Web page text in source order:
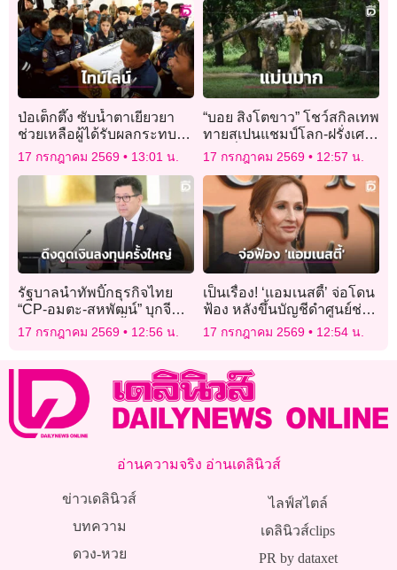
ป่อเต็กตึ๊ง ซับน้ำตาเยียวยา
ช่วยเหลือผู้ได้รับผลกระทบ
จากโศกนาฏกรรมไฟไหม้
โรงเบียร์
17 กรกฎาคม 2569 13:01 น.
“บอย สิงโตขาว” โชว์สกิลเทพ
ทายสเปนแชมป์โลก-ฝรั่งเศส
คว้าที่ 3
17 กรกฎาคม 2569 12:57 น.
รัฐบาลนำทัพบิ๊กธุรกิจไทย
“CP-อมตะ-สหพัฒน์” บุกจีน
ดึงดูดเงินลงทุนครั้งใหญ่เข้า
17 กรกฎาคม 2569 12:56 น.
เป็นเรื่อง! ‘แอมเนสตี้’ จ่อโดน
ฟ้อง หลังขึ้นบัญชีดำศูนย์ช่วย
เหลือสตรีของ ‘เจ.เค. โรว์ลิง’
เป็น ‘กลุ่มต่อต้านสิทธิมนุษย
17 กรกฎาคม 2569 12:54 น.
อ่านความจริง อ่านเดลินิวส์
ข่าวเดลินิวส์
บทความ
ดวง-หวย
ไลฟ์สไตล์
เดลินิวส์clips
PR by dataxet